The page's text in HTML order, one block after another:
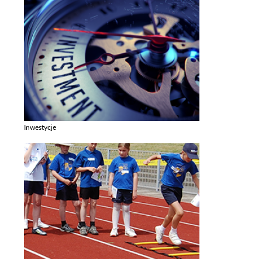
Inwestycje